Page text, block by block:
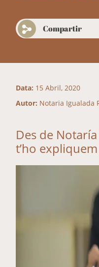
Compartir
Data: 15 Abril, 2020
Autor: Notaria Igualada
Des de
t’ho